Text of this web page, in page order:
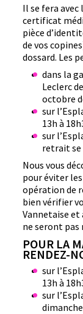
Il se fera
certificat
pièce
de vos
dossard. Les
dans la
Leclerc
octobre
sur
13h à
sur
retrait se
Nous vous
pour éviter
opération de
bien vérifier
Vannetaise et
ne seront pas
POUR LA
RENDEZ-
sur
13h à
sur